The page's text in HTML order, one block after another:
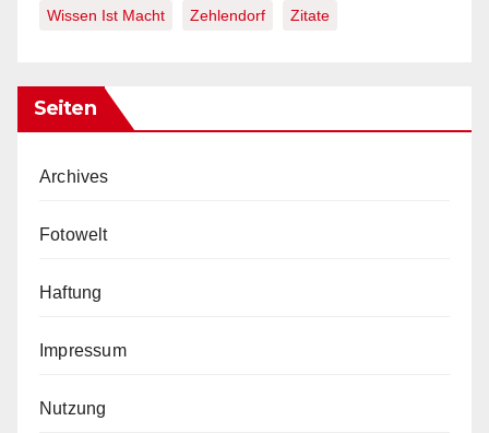
Wissen Ist Macht Zehlendorf Zitate
Seiten
Archives
Fotowelt
Haftung
Impressum
Nutzung